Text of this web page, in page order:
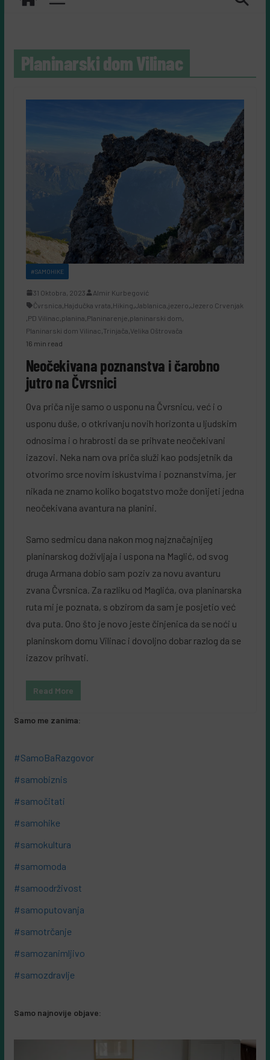
Planinarski dom Vilinac
#SAMOHIKE
31 Oktobra, 2023
Almir Kurbegović
Čvrsnica Hajdučka vrata Hiking Jablanica jezero Jezero Crvenjak
PD Vilinac planina Planinarenje planinarski dom
Planinarski dom Vilinac Trinjača Velika Oštrovača
16 min read
Neočekivana poznanstva i čarobno
jutro na Čvrsnici
Ova priča nije samo o usponu na Čvrsnicu, već i o
usponu duše, o otkrivanju novih horizonta u ljudskim
odnosima i o hrabrosti da se prihvate neočekivani
izazovi. Neka nam ova priča služi kao podsjetnik da
otvorimo srce novim iskustvima i poznanstvima, jer
nikada ne znamo koliko bogatstvo može donijeti jedna
neočekivana avantura na planini.
Samo sedmicu dana nakon mog najznačajnijeg
planinarskog doživljaja i uspona na Maglić, od svog
druga Armana dobio sam poziv za novu avanturu
zvana Čvrsnica. Za razliku od Maglića, ova planinarska
ruta mi je poznata, s obzirom da sam je posjetio već
dva puta. Ono što je novo jeste činjenica da se noći u
planinskom domu Vilinac i dovoljno dobar razlog da se
izazov prihvati.
Read More
Samo me zanima:
#SamoBaRazgovor
#samobiznis
#samočitati
#samohike
#samokultura
#samomoda
#samoodrživost
#samoputovanja
#samotrčanje
#samozanimljivo
#samozdravlje
Samo najnovije objave: